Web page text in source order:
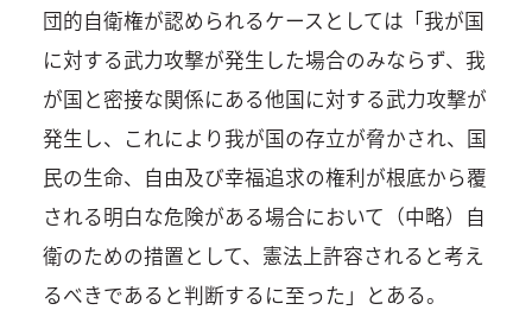
団的自衛権が認められるケースとしては「我が国
に対する武力攻撃が発生した場合のみならず、我
が国と密接な関係にある他国に対する武力攻撃が
発生し、これにより我が国の存立が脅かされ、国
民の生命、自由及び幸福追求の権利が根底から覆
される明白な危険がある場合において（中略）自
衛のための措置として、憲法上許容されると考え
るべきであると判断するに至った」とある。